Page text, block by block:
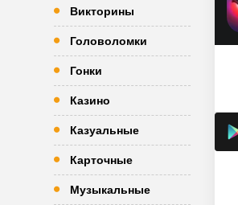
Викторины
Головоломки
Гонки
Казино
Казуальные
Карточные
Музыкальные